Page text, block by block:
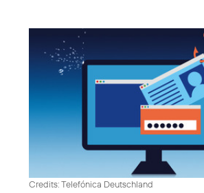
Credits: Telefónica Deutschland